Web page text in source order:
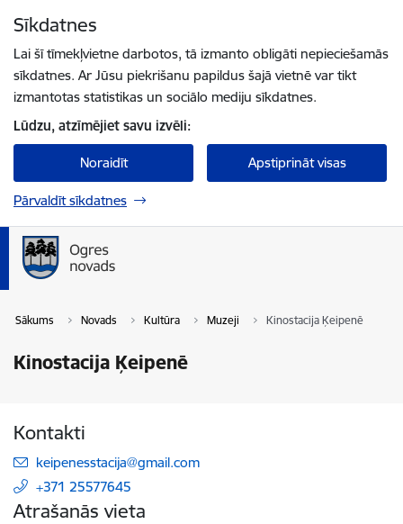
Sīkdatnes
Lai šī tīmekļvietne darbotos, tā izmanto obligāti nepieciešamās
sīkdatnes. Ar Jūsu piekrišanu papildus šajā vietnē var tikt
izmantotas statistikas un sociālo mediju sīkdatnes.
Lūdzu, atzīmējiet savu izvēli:
Noraidīt Apstiprināt visas
Pārvaldīt sīkdatnes
Sākums Novads Kultūra Muzeji Kinostacija Ķeipenē
Kinostacija Ķeipenē
Kontakti
E-pasts:
keipenesstacija@gmail.com
+371 25577645
Atrašanās vieta